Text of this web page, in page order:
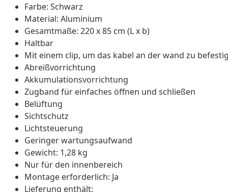
Farbe: Schwarz
Material: Aluminium
Gesamtmaße: 220 x 85 cm (L x b)
Haltbar
Mit einem clip, um das kabel an der wand zu
Abreißvorrichtung
Akkumulationsvorrichtung
Zugband für einfaches öffnen und schließen
Belüftung
Sichtschutz
Lichtsteuerung
Geringer wartungsaufwand
Gewicht: 1,28 kg
Nur für den innenbereich
Montage erforderlich: Ja
Lieferung enthält: